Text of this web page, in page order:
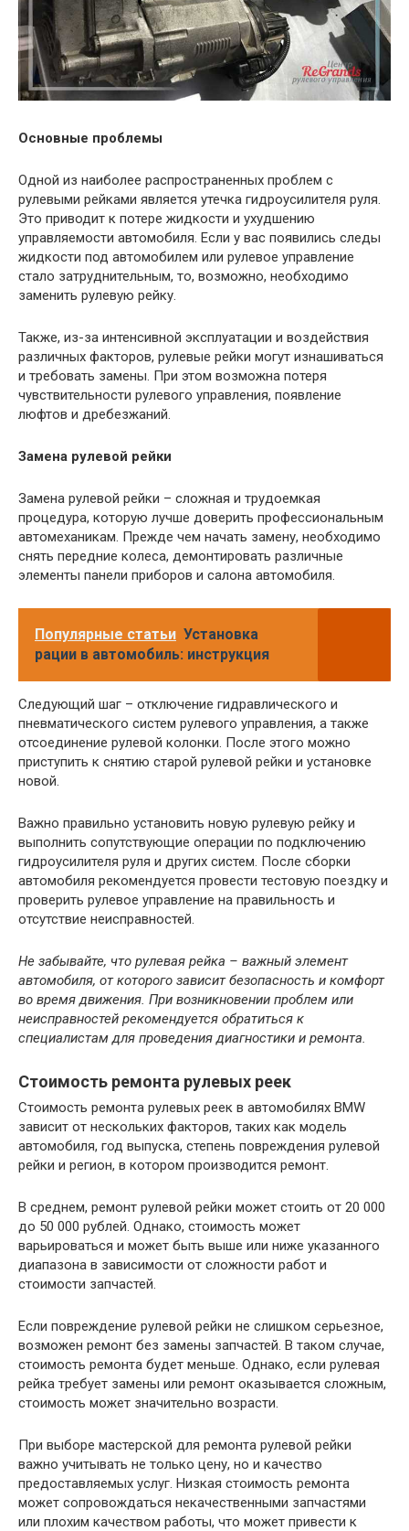
Основные проблемы
Одной из наиболее распространенных проблем с
рулевыми рейками является утечка гидроусилителя руля.
Это приводит к потере жидкости и ухудшению
управляемости автомобиля. Если у вас появились следы
жидкости под автомобилем или рулевое управление
стало затруднительным, то, возможно, необходимо
заменить рулевую рейку.
Также, из-за интенсивной эксплуатации и воздействия
различных факторов, рулевые рейки могут изнашиваться
и требовать замены. При этом возможна потеря
чувствительности рулевого управления, появление
люфтов и дребезжаний.
Замена рулевой рейки
Замена рулевой рейки – сложная и трудоемкая
процедура, которую лучше доверить профессиональным
автомеханикам. Прежде чем начать замену, необходимо
снять передние колеса, демонтировать различные
элементы панели приборов и салона автомобиля.
Популярные статьи Установка
рации в автомобиль: инструкция
Следующий шаг – отключение гидравлического и
пневматического систем рулевого управления, а также
отсоединение рулевой колонки. После этого можно
приступить к снятию старой рулевой рейки и установке
новой.
Важно правильно установить новую рулевую рейку и
выполнить сопутствующие операции по подключению
гидроусилителя руля и других систем. После сборки
автомобиля рекомендуется провести тестовую поездку и
проверить рулевое управление на правильность и
отсутствие неисправностей.
Не забывайте, что рулевая рейка – важный элемент
автомобиля, от которого зависит безопасность и комфорт
во время движения. При возникновении проблем или
неисправностей рекомендуется обратиться к
специалистам для проведения диагностики и ремонта.
Стоимость ремонта рулевых реек
Стоимость ремонта рулевых реек в автомобилях BMW
зависит от нескольких факторов, таких как модель
автомобиля, год выпуска, степень повреждения рулевой
рейки и регион, в котором производится ремонт.
В среднем, ремонт рулевой рейки может стоить от 20 000
до 50 000 рублей. Однако, стоимость может
варьироваться и может быть выше или ниже указанного
диапазона в зависимости от сложности работ и
стоимости запчастей.
Если повреждение рулевой рейки не слишком серьезное,
возможен ремонт без замены запчастей. В таком случае,
стоимость ремонта будет меньше. Однако, если рулевая
рейка требует замены или ремонт оказывается сложным,
стоимость может значительно возрасти.
При выборе мастерской для ремонта рулевой рейки
важно учитывать не только цену, но и качество
предоставляемых услуг. Низкая стоимость ремонта
может сопровождаться некачественными запчастями
или плохим качеством работы, что может привести к